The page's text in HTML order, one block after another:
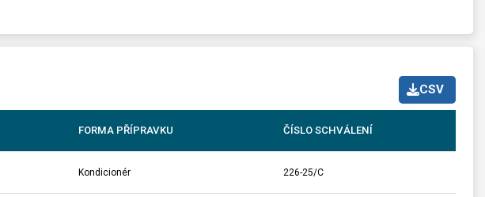
CSV
FORMA PŘÍPRAVKU ČÍSLO SCHVÁLENÍ
Kondicionér 226-25/C